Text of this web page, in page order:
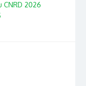
CNRD 2026